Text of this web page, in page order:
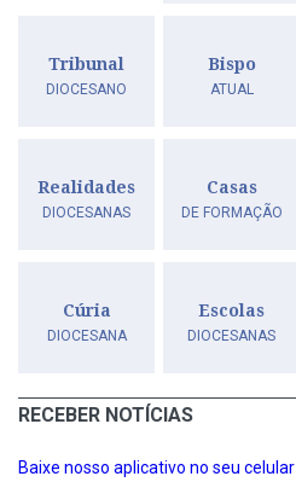
Tribunal
DIOCESANO
Bispo
ATUAL
Realidades
DIOCESANAS
Casas
DE FORMAÇÃO
Cúria
DIOCESANA
Escolas
DIOCESANAS
RECEBER NOTÍCIAS
Baixe nosso aplicativo no seu celular